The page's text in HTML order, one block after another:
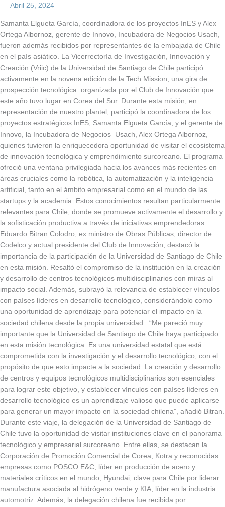
Abril 25, 2024
Samanta Elgueta García, coordinadora de los proyectos InES y Alex
Ortega Albornoz, gerente de Innovo, Incubadora de Negocios Usach,
fueron además recibidos por representantes de la embajada de Chile
en el país asiático. La Vicerrectoría de Investigación, Innovación y
Creación (Vriic) de la Universidad de Santiago de Chile participó
activamente en la novena edición de la Tech Mission, una gira de
prospección tecnológica organizada por el Club de Innovación que
este año tuvo lugar en Corea del Sur. Durante esta misión, en
representación de nuestro plantel, participó la coordinadora de los
proyectos estratégicos InES, Samanta Elgueta García, y el gerente de
Innovo, la Incubadora de Negocios Usach, Alex Ortega Albornoz,
quienes tuvieron la enriquecedora oportunidad de visitar el ecosistema
de innovación tecnológica y emprendimiento surcoreano. El programa
ofreció una ventana privilegiada hacia los avances más recientes en
áreas cruciales como la robótica, la automatización y la inteligencia
artificial, tanto en el ámbito empresarial como en el mundo de las
startups y la academia. Estos conocimientos resultan particularmente
relevantes para Chile, donde se promueve activamente el desarrollo y
la sofisticación productiva a través de iniciativas emprendedoras.
Eduardo Bitran Colodro, ex ministro de Obras Públicas, director de
Codelco y actual presidente del Club de Innovación, destacó la
importancia de la participación de la Universidad de Santiago de Chile
en esta misión. Resaltó el compromiso de la institución en la creación
y desarrollo de centros tecnológicos multidisciplinarios con miras al
impacto social. Además, subrayó la relevancia de establecer vínculos
con países líderes en desarrollo tecnológico, considerándolo como
una oportunidad de aprendizaje para potenciar el impacto en la
sociedad chilena desde la propia universidad. “Me pareció muy
importante que la Universidad de Santiago de Chile haya participado
en esta misión tecnológica. Es una universidad estatal que está
comprometida con la investigación y el desarrollo tecnológico, con el
propósito de que esto impacte a la sociedad. La creación y desarrollo
de centros y equipos tecnológicos multidisciplinarios son esenciales
para lograr este objetivo, y establecer vínculos con países líderes en
desarrollo tecnológico es un aprendizaje valioso que puede aplicarse
para generar un mayor impacto en la sociedad chilena”, añadió Bitran.
Durante este viaje, la delegación de la Universidad de Santiago de
Chile tuvo la oportunidad de visitar instituciones clave en el panorama
tecnológico y empresarial surcoreano. Entre ellas, se destacan la
Corporación de Promoción Comercial de Corea, Kotra y reconocidas
empresas como POSCO E&C, líder en producción de acero y
materiales críticos en el mundo, Hyundai, clave para Chile por liderar
manufactura asociada al hidrógeno verde y KIA, líder en la industria
automotriz. Además, la delegación chilena fue recibida por